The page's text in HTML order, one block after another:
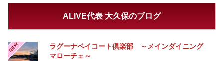
ALIVE代表 大久保のブログ
NEW
ラグーナベイコート倶楽部 ～メインダイニング
マローチェ～